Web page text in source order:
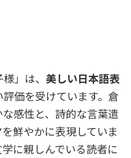
」は、 美しい日本語表
価を受けています。倉
感性と、詩的な言葉遣
鮮やかに表現していま
に親しんでいる読者に